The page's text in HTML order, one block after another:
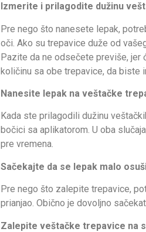
Izmerite i prilagodite dužinu
Pre nego što nanesete lepak,
oči. Ako su trepavice duže od
Pazite da ne odsečete previše,
količinu sa obe trepavice, da biste
Nanesite lepak na veštačke
Kada ste prilagodili dužinu
bočici sa aplikatorom. U oba
pre vremena.
Sačekajte da se lepak malo
Pre nego što zalepite trepavice,
prianjao. Obično je dovoljno
Zalepite veštačke trepavice na